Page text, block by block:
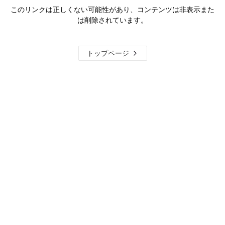
このリンクは正しくない可能性があり、コンテンツは非表示また
は削除されています。
トップページ